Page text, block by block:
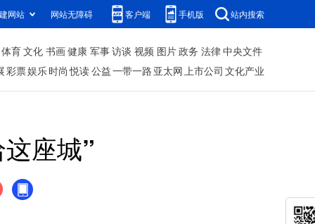
网站 网站无障碍 客户端 手机版 站内搜索
体育文化 书画健康 军事访谈 视频 图片政务 法律中央文件
彩票娱乐时尚 悦读公益一带一路 亚太网上市公司 文化产业
座城”